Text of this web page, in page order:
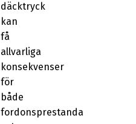
däcktryck
kan
få
allvarliga
konsekvenser
för
både
fordonsprestanda